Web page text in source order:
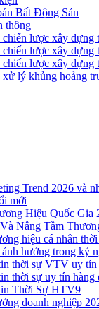
Bất Động Sản
thông
lược xây dựng
lược xây dựng
lược xây dựng
lý khủng hoảng
Trend 2026 và
mới
Hiệu Quốc Gia
Nâng Tầm
hiệu cá nhân
hưởng trong kỷ
thời sự VTV uy tín
thời sự uy tín hàng
Thời Sự HTV9
doanh nghiệp